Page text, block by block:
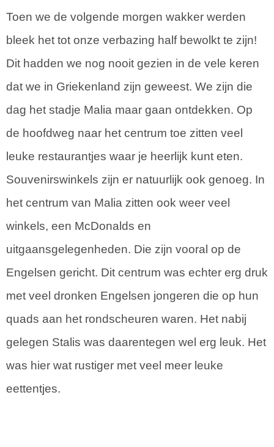
Toen we de volgende morgen wakker werden
bleek het tot onze verbazing half bewolkt te zijn!
Dit hadden we nog nooit gezien in de vele keren
dat we in Griekenland zijn geweest. We zijn die
dag het stadje Malia maar gaan ontdekken. Op
de hoofdweg naar het centrum toe zitten veel
leuke restaurantjes waar je heerlijk kunt eten.
Souvenirswinkels zijn er natuurlijk ook genoeg. In
het centrum van Malia zitten ook weer veel
winkels, een McDonalds en
uitgaansgelegenheden. Die zijn vooral op de
Engelsen gericht. Dit centrum was echter erg druk
met veel dronken Engelsen jongeren die op hun
quads aan het rondscheuren waren. Het nabij
gelegen Stalis was daarentegen wel erg leuk. Het
was hier wat rustiger met veel meer leuke
eettentjes.